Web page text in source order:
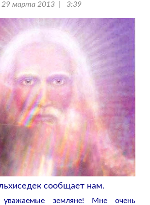
29 марта 2013 | 3:39
сообщает нам.
уважаемые земляне! Мне очень